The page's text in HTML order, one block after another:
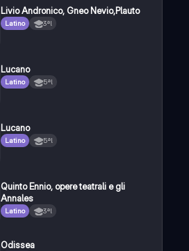
Livio Andronico, Gneo Nevio,Plauto
Latino 3ªl
Lucano
Latino 5ªl
Lucano
Latino 5ªl
Quinto Ennio, opere teatrali e gli
Annales
Latino 3ªl
Odissea